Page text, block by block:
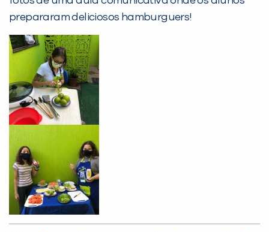
prepararam deliciosos hamburguers!
Preencha com seus dados abaixo e
já vamos te colocar em contato